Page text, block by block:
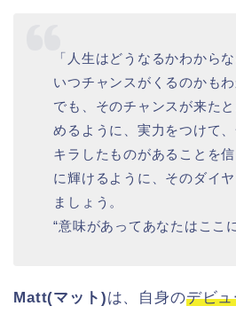
「人生はどうなるかわからな
いつチャンスがくるのかもわ
でも、そのチャンスが来た
めるように、実力をつけて
キラしたものがあることを
に輝けるように、そのダイ
ましょう。
“意味があってあなたはここ
Matt(マット)は、自身のデビ